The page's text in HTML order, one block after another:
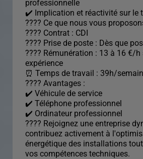
professionnelle
✔️ Implication et réactivité sur le
???? Ce que nous vous
???? Contrat : CDI
???? Prise de poste : Dès que
???? Rémunération : 13 à 16 €/
expérience
⏰ Temps de travail : 39h/
???? Avantages :
✔️ Véhicule de service
✔️ Téléphone professionnel
✔️ Ordinateur professionnel
???? Rejoignez une entreprise
contribuez activement à
énergétique des installations
vos compétences techniques.